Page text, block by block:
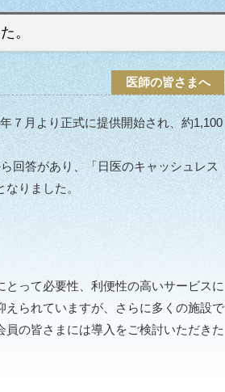
。
医師の皆さまへ
７月より正式に提供開始され、約1,100
回答があり、「日医のキャッシュレス
りました。
って必要性、利便性の高いサービスに
られていますが、さらに多くの施設で
の皆さまには導入をご検討いただきた